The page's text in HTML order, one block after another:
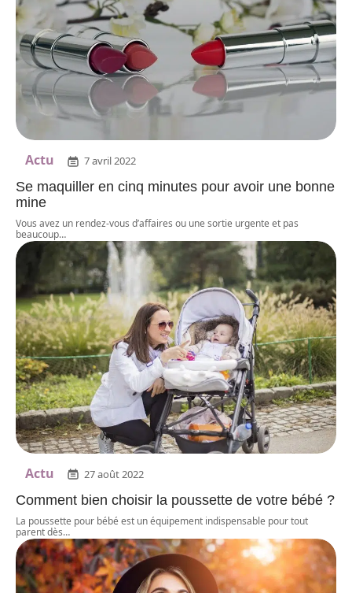
Actu 7 avril 2022
Se maquiller en cinq minutes pour avoir une bonne
mine
Vous avez un rendez-vous d’affaires ou une sortie urgente et pas
beaucoup…
Actu 27 août 2022
Comment bien choisir la poussette de votre bébé ?
La poussette pour bébé est un équipement indispensable pour tout
parent dès…